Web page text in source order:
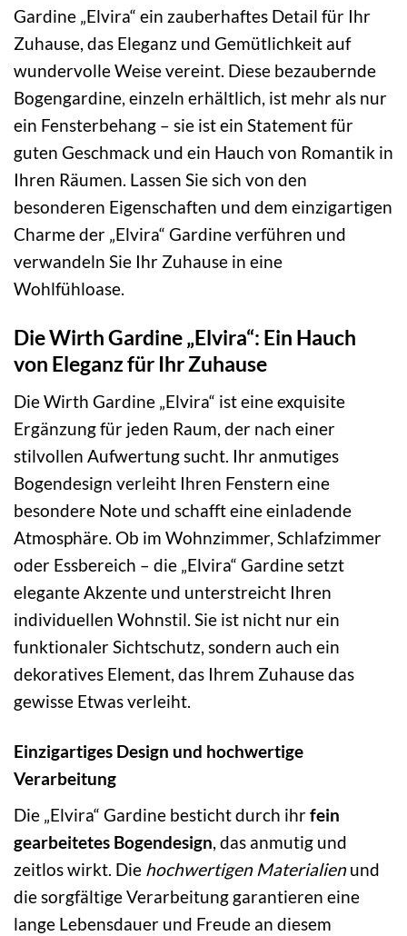
Gardine „Elvira“ ein zauberhaftes Detail für Ihr
Zuhause, das Eleganz und Gemütlichkeit auf
wundervolle Weise vereint. Diese bezaubernde
Bogengardine, einzeln erhältlich, ist mehr als nur
ein Fensterbehang – sie ist ein Statement für
guten Geschmack und ein Hauch von Romantik in
Ihren Räumen. Lassen Sie sich von den
besonderen Eigenschaften und dem einzigartigen
Charme der „Elvira“ Gardine verführen und
verwandeln Sie Ihr Zuhause in eine
Wohlfühloase.
Die Wirth Gardine „Elvira“: Ein Hauch
von Eleganz für Ihr Zuhause
Die Wirth Gardine „Elvira“ ist eine exquisite
Ergänzung für jeden Raum, der nach einer
stilvollen Aufwertung sucht. Ihr anmutiges
Bogendesign verleiht Ihren Fenstern eine
besondere Note und schafft eine einladende
Atmosphäre. Ob im Wohnzimmer, Schlafzimmer
oder Essbereich – die „Elvira“ Gardine setzt
elegante Akzente und unterstreicht Ihren
individuellen Wohnstil. Sie ist nicht nur ein
funktionaler Sichtschutz, sondern auch ein
dekoratives Element, das Ihrem Zuhause das
gewisse Etwas verleiht.
Einzigartiges Design und hochwertige
Verarbeitung
Die „Elvira“ Gardine besticht durch ihrfein
gearbeitetes Bogendesign , das anmutig und
zeitlos wirkt. Die hochwertigen Materialienund
die sorgfältige Verarbeitung garantieren eine
lange Lebensdauer und Freude an diesem